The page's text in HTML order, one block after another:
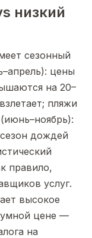
низкий
сезонный
цены
на 20–
пляжи
дождей
правило,
услуг.
высокое
цене —
на